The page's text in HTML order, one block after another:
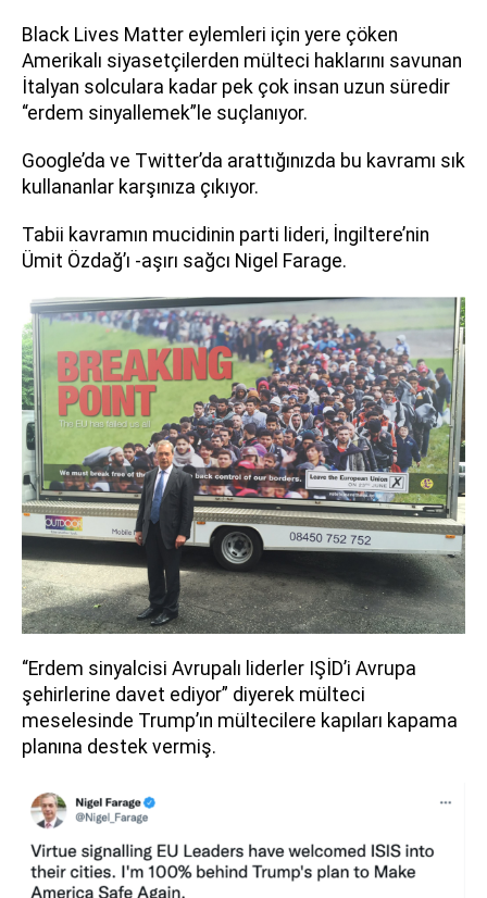
Black Lives Matter eylemleri için yere çöken
Amerikalı siyasetçilerden mülteci haklarını savunan
İtalyan solculara kadar pek çok insan uzun süredir
“erdem sinyallemek”le suçlanıyor.
Google’da ve Twitter’da arattığınızda bu kavramı sık
kullananlar karşınıza çıkıyor.
Tabii kavramın mucidinin parti lideri, İngiltere’nin
Ümit Özdağ’ı -aşırı sağcı Nigel Farage.
“Erdem sinyalcisi Avrupalı liderler IŞİD’i Avrupa
şehirlerine davet ediyor” diyerek mülteci
meselesinde Trump’ın mültecilere kapıları kapama
planına destek vermiş.